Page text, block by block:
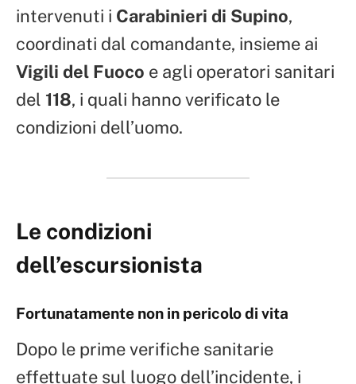
intervenuti i Carabinieri di Supino,
coordinati dal comandante, insieme ai
Vigili del Fuoco e agli operatori sanitari
del 118, i quali hanno verificato le
condizioni dell’uomo.
Le condizioni
dell’escursionista
Fortunatamente non in pericolo di vita
Dopo le prime verifiche sanitarie
effettuate sul luogo dell’incidente, i